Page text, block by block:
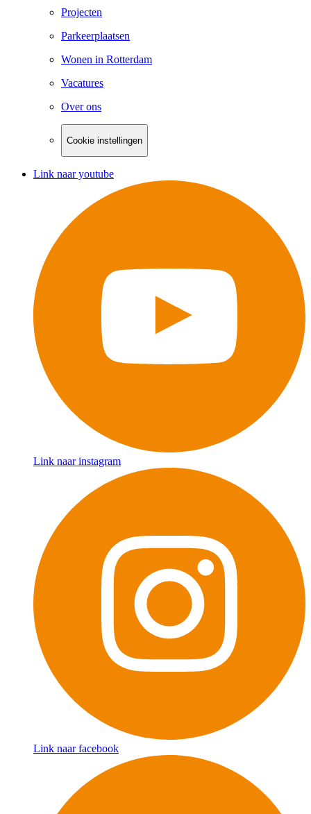
Projecten
Parkeerplaatsen
Wonen in Rotterdam
Vacatures
Over ons
Cookie instellingen
Link naar youtube
Link naar instagram
Link naar facebook